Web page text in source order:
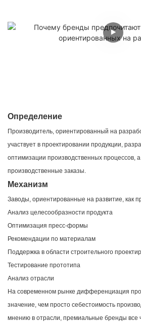
Определение
Производитель, ориентированный на
участвует в проектировании продукции,
оптимизации производственных процессов,
производственные заказы.
Механизм
Заводы, ориентированные на развитие, как
Анализ целесообразности продукта
Оптимизация пресс-формы
Рекомендации по материалам
Поддержка в области строительного
Тестирование прототипа
Анализ отрасли
На современном рынке дифференциация
значение, чем просто себестоимость
мнению в отрасли, премиальные бренды все